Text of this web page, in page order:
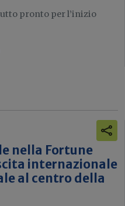
pronto per l’inizio
nella Fortune
internazionale
al centro della